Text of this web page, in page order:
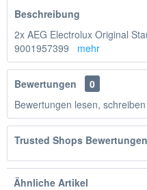
Beschreibung
2x AEG Electrolux Original
9001957399 mehr
Bewertungen
0
Bewertungen lesen,
Trusted Shops Bewertungen
Ähnliche Artikel